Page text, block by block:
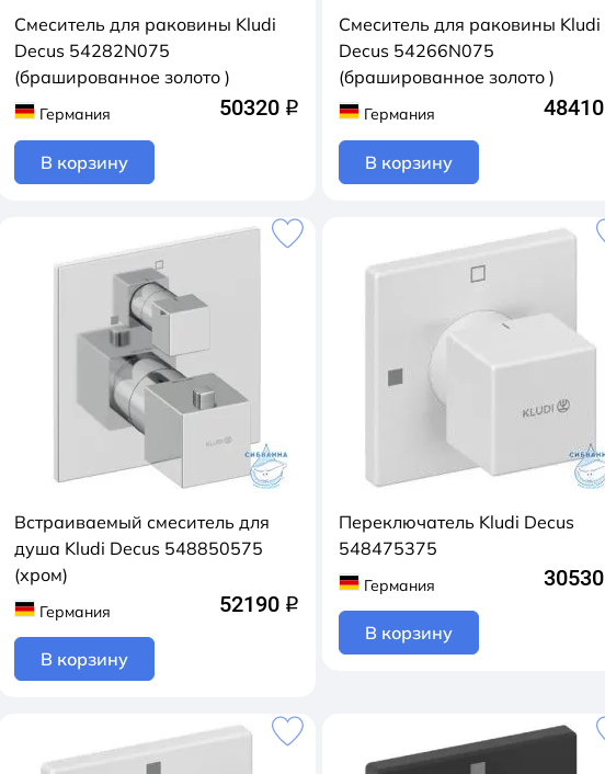
Смеситель для раковины Kludi
Decus 54282N075
(брашированное золото )
Германия 50320 q
В корзину
Смеситель для раковины Kludi
Decus 54266N075
(брашированное золото )
Германия 48410
В корзину
Встраиваемый смеситель для
душа Kludi Decus 548850575
(хром)
Германия 52190 q
В корзину
Переключатель Kludi Decus
548475375
Германия 30530
В корзину